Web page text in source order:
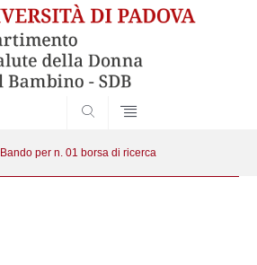
Bando per n. 01 borsa di ricerca